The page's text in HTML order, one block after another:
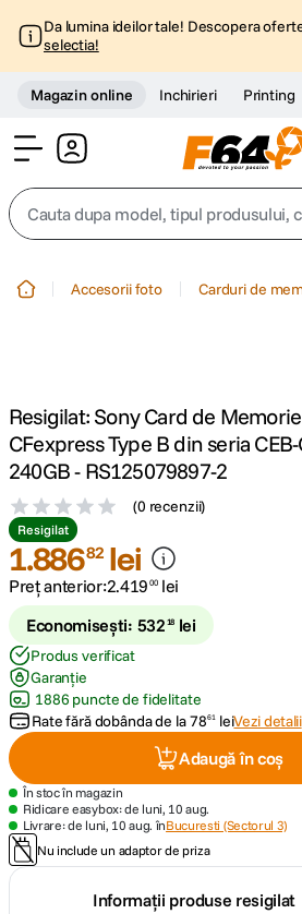
Da lumina ideilor tale! Descopera
selectia!
Magazin online Inchirieri Printing
Cauta dupa model, tipul produsului,
3 trepied telefon
4. peak design
5.
6. canon sx740 hs
7. card memorie
8. sony fx
dji mic mini
10 . dji osmo pocket 4
Accesorii foto Carduri de
Resigilat: Sony Card de Memorie
CFexpress Type B din seria CEB-
240GB - RS125079897-2
(0 recenzii)
Resigilat
1.88682 lei
Preț anterior:2.419 00 lei
Economisești: 532 18 lei
Produs verificat
Garanție
1886 puncte de fidelitate
Rate fără dobânda de la7861 leiVezi detalii
Adaugă în coș
În stoc în magazin
Ridicare easybox: de luni, 10 aug.
Livrare: de luni, 10 aug. înBucuresti (Sectorul 3)
Nu include un adaptor de priza
Informații produse resigilat